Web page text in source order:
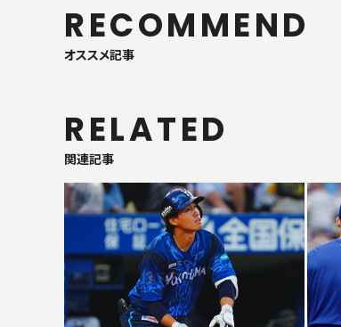
RECOMMEND
オススメ記事
RELATED
関連記事